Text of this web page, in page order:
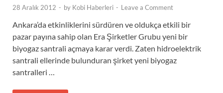
28 Aralık 2012 - by Kobi Haberleri - Leave a Comment
Ankara’da etkinliklerini sürdüren ve oldukça etkili bir
pazar payına sahip olan Era Şirketler Grubu yeni bir
biyogaz santrali açmaya karar verdi. Zaten hidroelektrik
santrali ellerinde bulunduran şirket yeni biyogaz
santralleri …